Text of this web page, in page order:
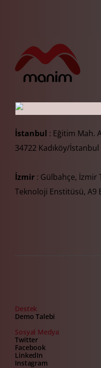
İstanbul : Eğitim Mah.
34722 Kadıköy/İstanbul
İzmir : Gülbahçe, İzmir
Teknoloji Enstitüsü, A9
Destek
Demo Talebi
Sosyal Medya
Twitter
Facebook
LinkedIn
Instagram